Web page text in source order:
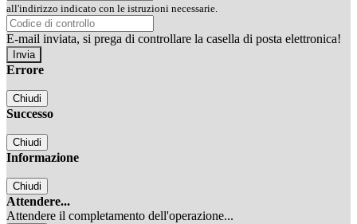
all'indirizzo indicato con le istruzioni necessarie.
E-mail inviata, si prega di controllare la casella di posta elettronica!
Errore
Chiudi
Successo
Chiudi
Informazione
Chiudi
Attendere...
Attendere il completamento dell'operazione...